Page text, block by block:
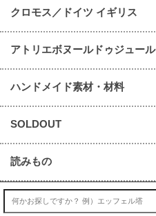
クロモス／ドイツ イギリス
アトリエボヌールドゥジュール
ハンドメイド素材・材料
SOLDOUT
読みもの